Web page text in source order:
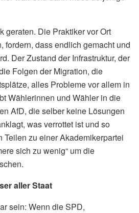
geraten. Die Praktiker vor Ort
fordern, dass endlich gemacht und
Der Zustand der Infrastruktur, der
Folgen der Migration, die
alles Probleme vor allem in
Wählerinnen und Wähler in die
AfD, die selber keine Lösungen
was verrottet ist und so
Teilen zu einer Akademikerpartei
sich zu wenig“ um die
aller Staat
sein: Wenn die SPD,